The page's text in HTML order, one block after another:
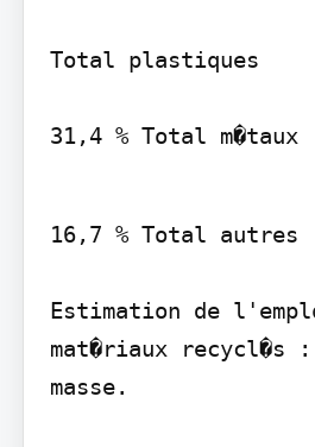
Total plastiques
31,4 % Total m�taux
16,7 % Total autres
Estimation de
mat�riaux recycl�s :
masse.